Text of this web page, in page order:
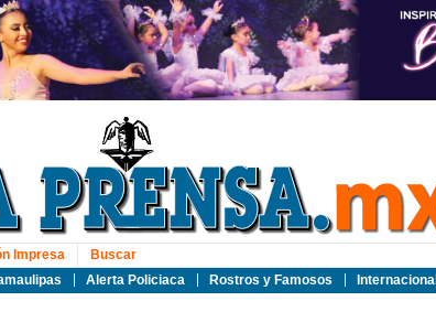
Alerta Policiaca Rostros y Famosos Internacional
Impresa Buscar